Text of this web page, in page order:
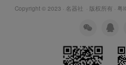
Copyright © 2023 · 名器社 · 版权所有 · 粤